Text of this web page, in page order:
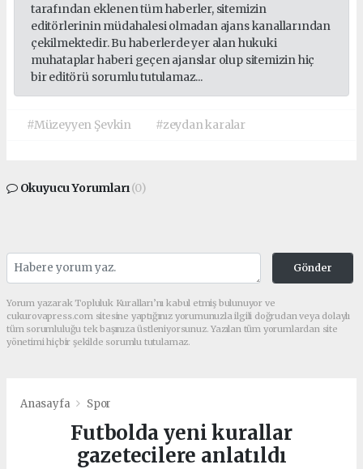
tarafından eklenen tüm haberler, sitemizin
editörlerinin müdahalesi olmadan ajans kanallarından
çekilmektedir. Bu haberlerde yer alan hukuki
muhataplar haberi geçen ajanslar olup sitemizin hiç
bir editörü sorumlu tutulamaz...
#Müzeyyen Şevkin #zeydan karalar
Okuyucu Yorumları(0)
Gönder
Yorum yazarak Topluluk Kuralları’nı kabul etmiş bulunuyor ve
cukurovapress.com sitesine yaptığınız yorumunuzla ilgili doğrudan veya dolaylı
tüm sorumluluğu tek başınıza üstleniyorsunuz. Yazılan tüm yorumlardan site
yönetimi hiçbir şekilde sorumlu tutulamaz.
Anasayfa Spor
Futbolda yeni kurallar
gazetecilere anlatıldı